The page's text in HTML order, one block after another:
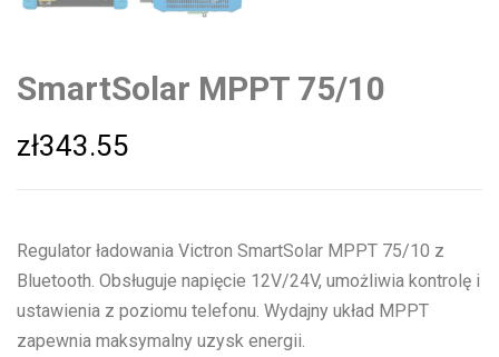
SmartSolar MPPT 75/10
zł343.55
Regulator ładowania Victron SmartSolar MPPT 75/10 z
Bluetooth. Obsługuje napięcie 12V/24V, umożliwia kontrolę i
ustawienia z poziomu telefonu. Wydajny układ MPPT
zapewnia maksymalny uzysk energii.